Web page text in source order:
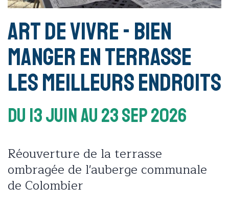
Art de vivre - Bien
manger en terrasse
les meilleurs endroits
Du 13 JuinAu 23 Sep 2026
Réouverture de la terrasse
ombragée de l'auberge communale
de Colombier